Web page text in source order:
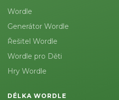
Wordle
Generátor Wordle
Řešitel Wordle
Wordle pro Děti
Hry Wordle
DÉLKA WORDLE